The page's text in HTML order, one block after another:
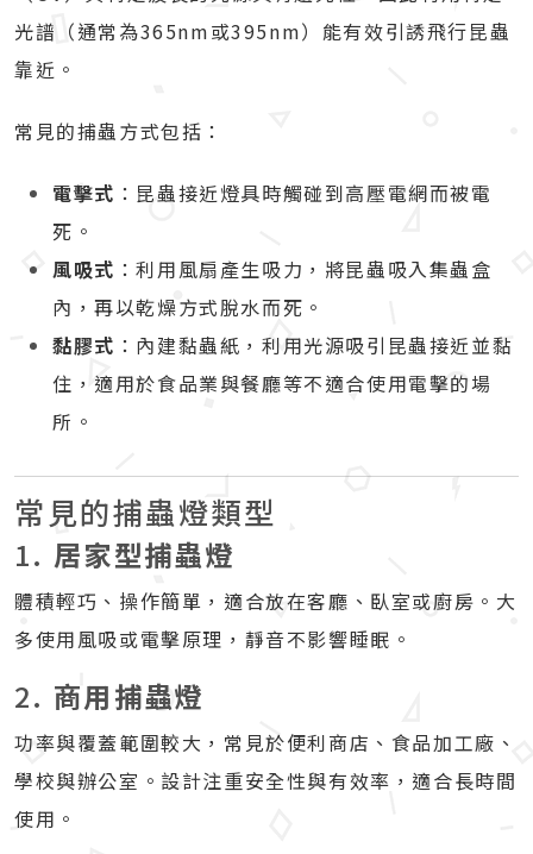
光譜（通常為365nm或395nm）能有效引誘飛行昆蟲
靠近。
常見的捕蟲方式包括：
電擊式 ：昆蟲接近燈具時觸碰到高壓電網而被電
死。
風吸式 ：利用風扇產生吸力，將昆蟲吸入集蟲盒
內，再以乾燥方式脫水而死。
黏膠式 ：內建黏蟲紙，利用光源吸引昆蟲接近並黏
住，適用於食品業與餐廳等不適合使用電擊的場
所。
常見的捕蟲燈類型
1. 居家型捕蟲燈
體積輕巧、操作簡單，適合放在客廳、臥室或廚房。大
多使用風吸或電擊原理，靜音不影響睡眠。
2. 商用捕蟲燈
功率與覆蓋範圍較大，常見於便利商店、食品加工廠、
學校與辦公室。設計注重安全性與有效率，適合長時間
使用。